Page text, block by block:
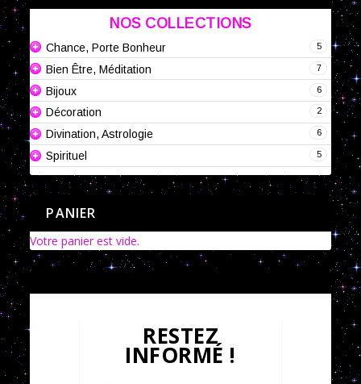
NOS COLLECTIONS
5
Chance, Porte Bonheur
7
Bien Être, Méditation
6
Bijoux
2
Décoration
6
Divination, Astrologie
5
Spirituel
PANIER
Votre panier est vide.
RESTEZ
INFORMÉ !